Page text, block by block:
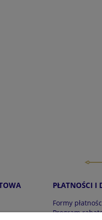
PŁATNOŚCI I
Formy
Program